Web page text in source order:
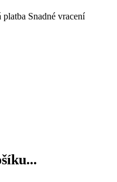
platba Snadné vracení